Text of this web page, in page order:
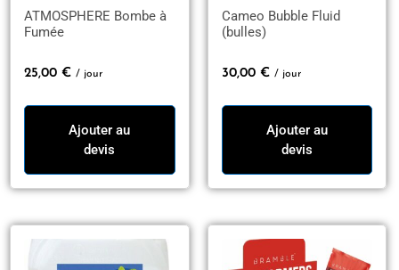
ATMOSPHERE Bombe à
Fumée
25,00 € / jour
Ajouter au
devis
Cameo Bubble Fluid
(bulles)
30,00 € / jour
Ajouter au
devis